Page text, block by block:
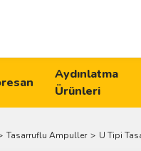
Aydınlatma
Ürünleri
Tasarruflu Ampuller U Tipi